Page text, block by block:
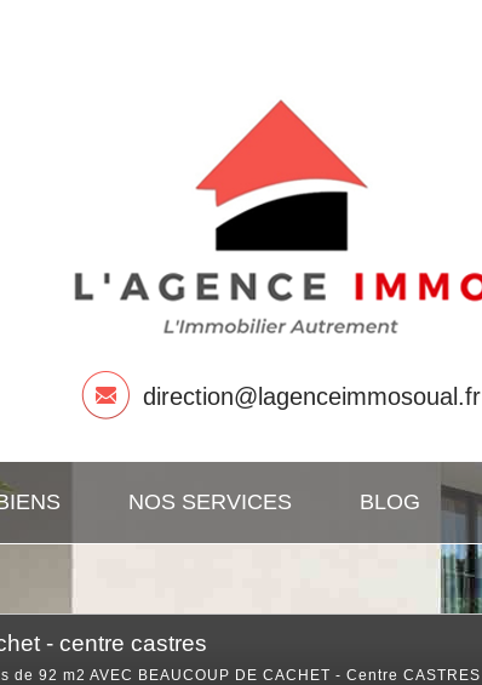
direction@lagenceimmosoual.fr
NOS SERVICES BLOG
- centre castres
de 92 m2 AVEC BEAUCOUP DE CACHET - Centre CASTRES